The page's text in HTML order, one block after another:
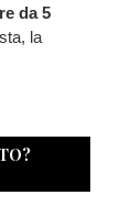
da 5
la